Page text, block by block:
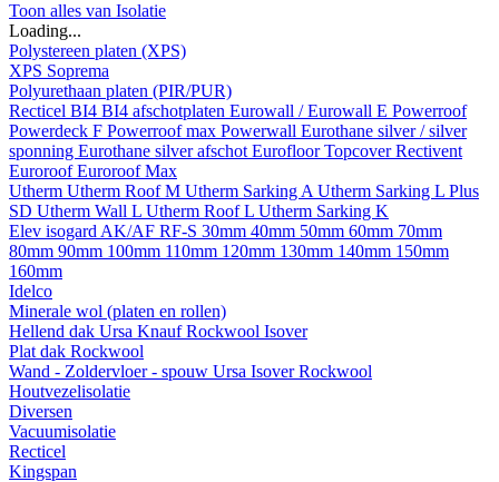
Toon alles van Isolatie
Loading...
Polystereen platen (XPS)
XPS Soprema
Polyurethaan platen (PIR/PUR)
Recticel BI4 BI4 afschotplaten Eurowall / Eurowall E Powerroof
Powerdeck F Powerroof max Powerwall Eurothane silver / silver
sponning Eurothane silver afschot EurofloorTopcoverRectivent
EuroroofEuroroof Max
Utherm Utherm Roof M Utherm Sarking A Utherm Sarking L Plus
SD Utherm Wall L Utherm Roof L Utherm Sarking K
Elev isogard AK/AF RF-S 30mm 40mm 50mm 60mm 70mm
80mm 90mm 100mm 110mm 120mm 130mm 140mm 150mm
160mm
Idelco
Minerale wol (platen en rollen)
Hellend dak Ursa KnaufRockwool Isover
Plat dak Rockwool
Wand - Zoldervloer - spouw Ursa IsoverRockwool
Houtvezelisolatie
Diversen
Vacuumisolatie
Recticel
Kingspan